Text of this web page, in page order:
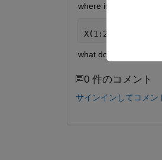
where is the error?
X(1:2,:);
what does it mean?
0 件のコメント
サインインしてコメン